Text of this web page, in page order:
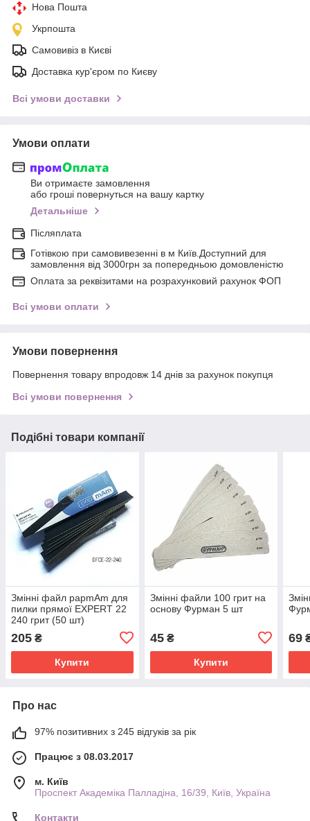
Нова Пошта
Укрпошта
Самовивіз в Києві
Доставка кур'єром по Києву
Всі умови доставки
Умови оплати
Ви отримаєте замовлення
або гроші повернуться на вашу картку
Детальніше
Післяплата
Готівкою при самовивезенні в м Київ.Доступний для
замовлення від 3000грн за попередньою домовленістю
Оплата за реквізитами на розрахунковий рахунок ФОП
Всі умови оплати
Умови повернення
Повернення товару впродовж 14 днів за рахунок покупця
Всі умови повернення
Подібні товари компанії
Змінні файл papmAm для
пилки прямої EXPERT 22
240 грит (50 шт)
205 ₴
Купити
Змінні файли 100 грит на
основу Фурман 5 шт
45₴
Купити
69
Про нас
97% позитивних з 245 відгуків за рік
Працює з 08.03.2017
м. Київ
Проспект Академіка Палладіна, 16/39, Київ, Україна
Контакти